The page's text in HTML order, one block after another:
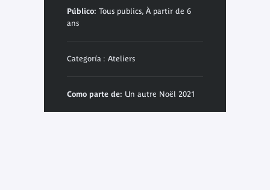
Público: Tous publics, À partir de 6
ans
Categoría : Ateliers
Como parte de: Un autre Noël 2021